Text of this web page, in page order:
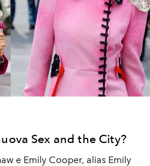
Sex and the City?
e Emily Cooper, alias Emily